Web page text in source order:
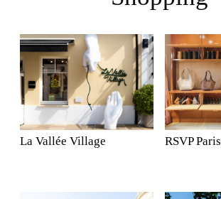
La Vallée Village RSVP Paris